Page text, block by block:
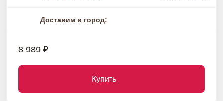
Доставим в город:
8 989 ₽
Купить